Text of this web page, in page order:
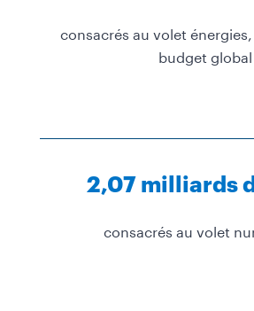
consacrés au volet énergies,
budget global
2,07 milliards
consacrés au volet